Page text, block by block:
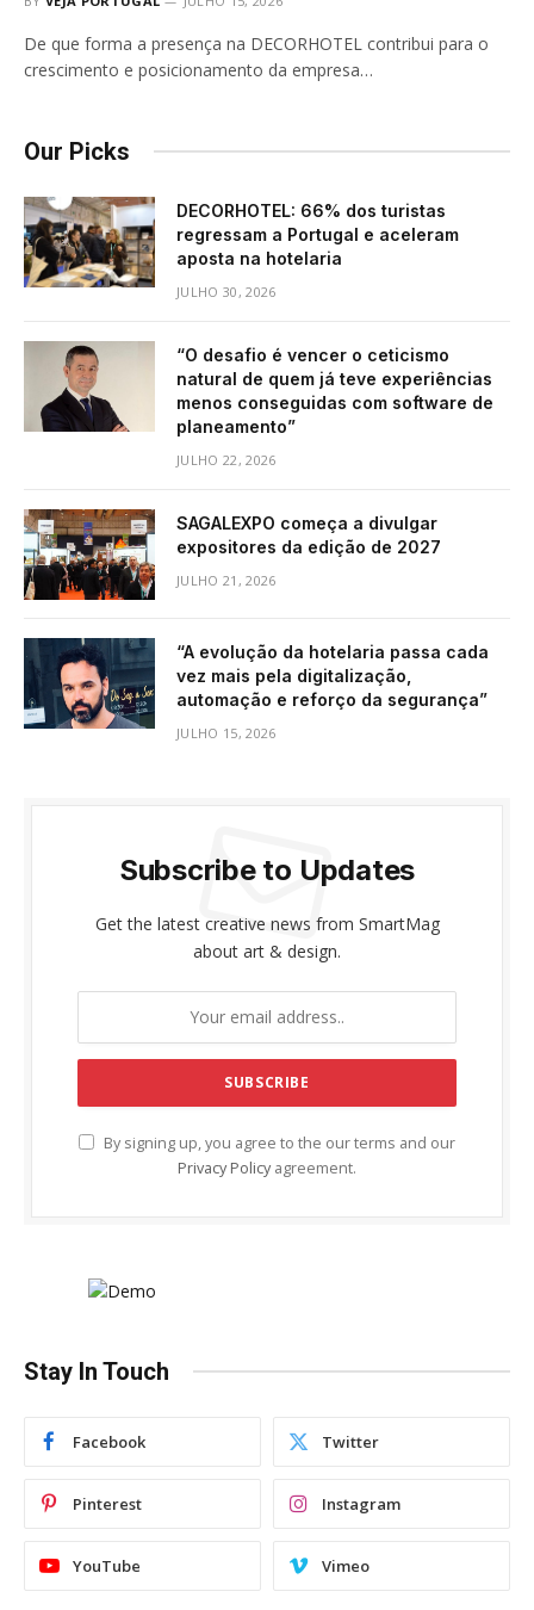
De que forma a presença na DECORHOTEL contribui para o
crescimento e posicionamento da empresa…
Our Picks
DECORHOTEL: 66% dos turistas
regressam a Portugal e aceleram
aposta na hotelaria
JULHO 30, 2026
“O desafio é vencer o ceticismo
natural de quem já teve experiências
menos conseguidas com software de
planeamento”
JULHO 22, 2026
SAGALEXPO começa a divulgar
expositores da edição de 2027
JULHO 21, 2026
“A evolução da hotelaria passa cada
vez mais pela digitalização,
automação e reforço da segurança”
JULHO 15, 2026
Subscribe to Updates
Get the latest creative news from SmartMag
about art & design.
By signing up, you agree to the our terms and our
Privacy Policy agreement.
Stay In Touch
Facebook Twitter
Pinterest Instagram
YouTube Vimeo